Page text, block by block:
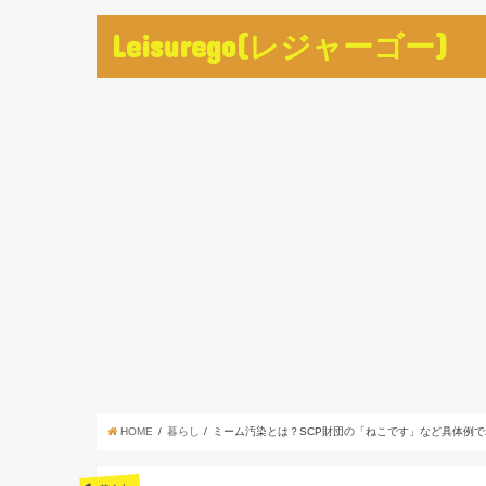
Leisurego(レジャーゴー)
HOME 暮らし ミーム汚染とは？SCP財団の「ねこです」など具体例で